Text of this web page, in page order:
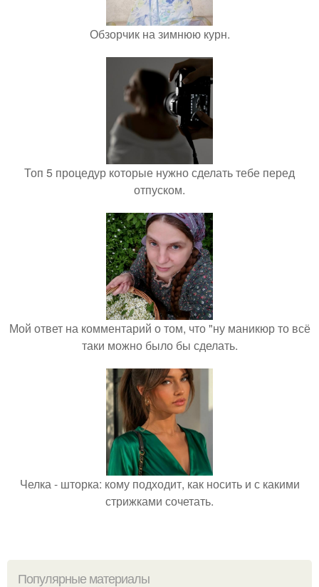
Обзорчик на зимнюю курн.
Топ 5 процедур которые нужно сделать тебе перед
отпуском.
Мой ответ на комментарий о том, что "ну маникюр то всё
таки можно было бы сделать.
Челка - шторка: кому подходит, как носить и с какими
стрижками сочетать.
Популярные материалы